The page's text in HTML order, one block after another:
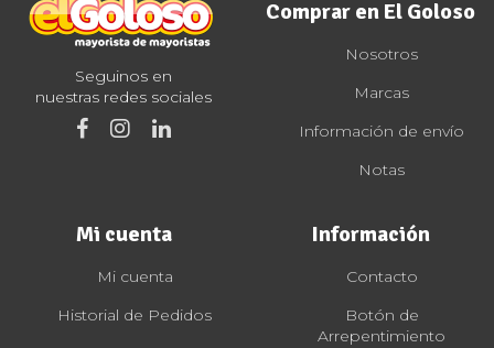
Seguinos en
nuestras redes sociales
Comprar en El Goloso
Nosotros
Marcas
Información de envío
Notas
Mi cuenta
Mi cuenta
Historial de Pedidos
Información
Contacto
Botón de
Arrepentimiento